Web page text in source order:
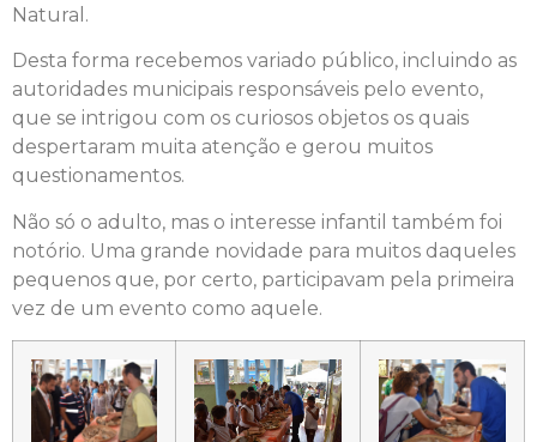
Natural.
Desta forma recebemos variado público, incluindo as
autoridades municipais responsáveis pelo evento,
que se intrigou com os curiosos objetos os quais
despertaram muita atenção e gerou muitos
questionamentos.
Não só o adulto, mas o interesse infantil também foi
notório. Uma grande novidade para muitos daqueles
pequenos que, por certo, participavam pela primeira
vez de um evento como aquele.